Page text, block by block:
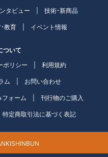
タビュー 技術・新商品
教育 イベント情報
ついて
ポリシー 利用規約
ム お問い合わせ
フォーム 刊行物のご購入
特定商取引法に基づく表記